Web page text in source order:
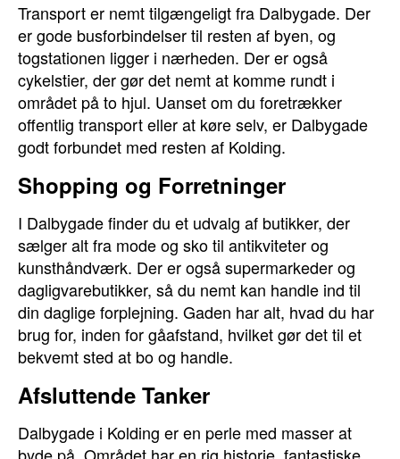
Transport er nemt tilgængeligt fra Dalbygade. Der
er gode busforbindelser til resten af byen, og
togstationen ligger i nærheden. Der er også
cykelstier, der gør det nemt at komme rundt i
området på to hjul. Uanset om du foretrækker
offentlig transport eller at køre selv, er Dalbygade
godt forbundet med resten af Kolding.
Shopping og Forretninger
I Dalbygade finder du et udvalg af butikker, der
sælger alt fra mode og sko til antikviteter og
kunsthåndværk. Der er også supermarkeder og
dagligvarebutikker, så du nemt kan handle ind til
din daglige forplejning. Gaden har alt, hvad du har
brug for, inden for gåafstand, hvilket gør det til et
bekvemt sted at bo og handle.
Afsluttende Tanker
Dalbygade i Kolding er en perle med masser at